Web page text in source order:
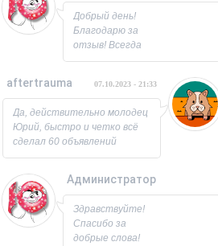
08.10.2023 - 09:31
Добрый день!
Благодарю за
отзыв! Всегда
рад
С Уважением,
aftertrauma 07.10.2023 - 21:33
Да, действительно молодец
Юрий, быстро и четко всё
сделал 60 объявлений
разместил, всё работает,
страницы выросла в 2 раза
спасибо! Буду ещё
заказывать, советую!
Администратор
26.09.2023 - 07:33
Здравствуйте!
Спасибо за
добрые слова!